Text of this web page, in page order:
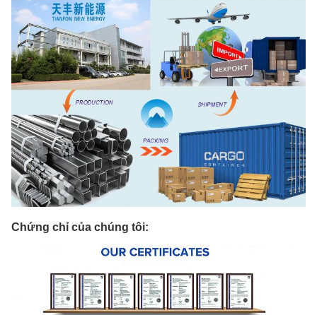
Chứng chỉ của chúng tôi: